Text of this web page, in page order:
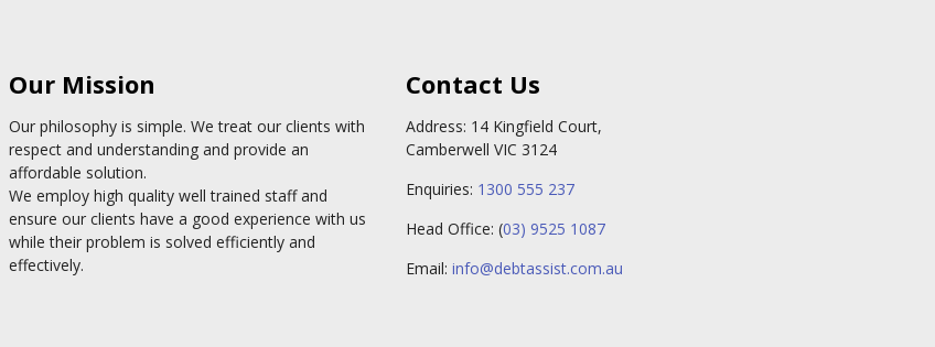
Our Mission
Our philosophy is simple. We treat our clients with
respect and understanding and provide an
affordable solution.
We employ high quality well trained staff and
ensure our clients have a good experience with us
while their problem is solved efficiently and
effectively.
Contact Us
Address: 14 Kingfield Court,
Camberwell VIC 3124
Enquiries: 1300 555 237
Head Office: (03) 9525 1087
Email:info@debtassist.com.au